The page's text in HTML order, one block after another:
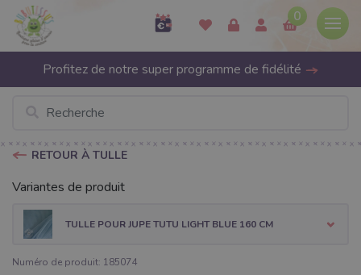
0
Profitez de notre super programme de fidélité
RETOUR À TULLE
Variantes de produit
TULLE POUR JUPE TUTU LIGHT BLUE 160 CM
Numéro de produit: 185074